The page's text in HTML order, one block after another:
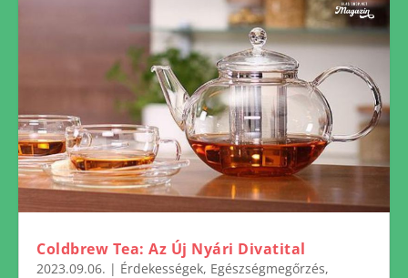
Coldbrew Tea: Az Új Nyári Divatital
2023.09.06. | Érdekességek, Egészségmegőrzés,